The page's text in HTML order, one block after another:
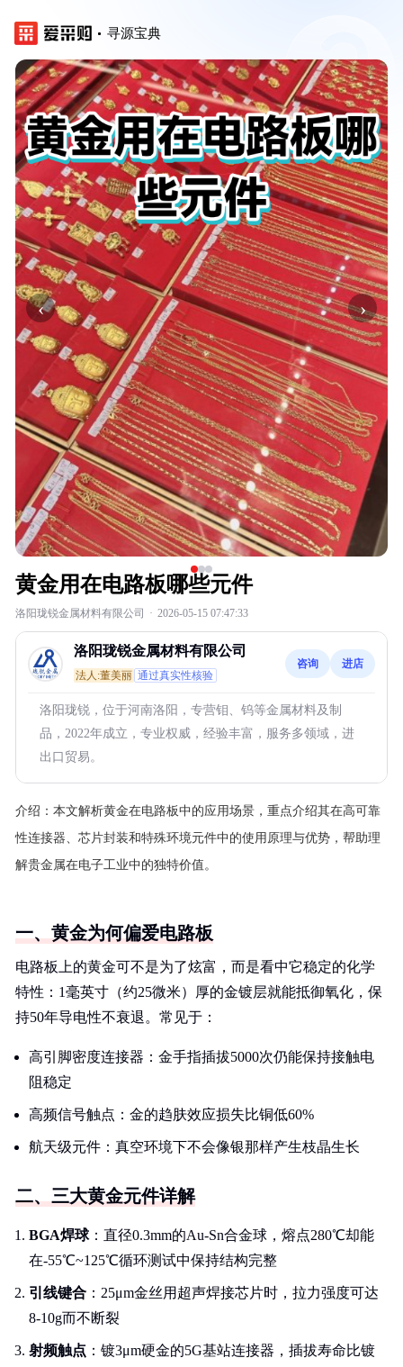
寻源宝典
‹ ›
黄金用在电路板哪些元件
洛阳珑锐金属材料有限公司 · 2026-05-15 07:47:33
洛阳珑锐金属材料有限公司
法人:董美丽 通过真实性核验
咨询 进店
洛阳珑锐，位于河南洛阳，专营钼、钨等金属材料及制
品，2022年成立，专业权威，经验丰富，服务多领域，进
出口贸易。
介绍： 本文解析黄金在电路板中的应用场景，重点介绍其在高可靠
性连接器、芯片封装和特殊环境元件中的使用原理与优势，帮助理
解贵金属在电子工业中的独特价值。
一、黄金为何偏爱电路板
电路板上的黄金可不是为了炫富，而是看中它稳定的化学
特性：1毫英寸（约25微米）厚的金镀层就能抵御氧化，保
持50年导电性不衰退。常见于：
高引脚密度连接器：金手指插拔5000次仍能保持接触电
阻稳定
高频信号触点：金的趋肤效应损失比铜低60%
航天级元件：真空环境下不会像银那样产生枝晶生长
二、三大黄金元件详解
BGA焊球：直径0.3mm的Au-Sn合金球，熔点280℃却能
在-55℃~125℃循环测试中保持结构完整
引线键合 ：25μm金丝用超声焊接芯片时，拉力强度可达
8-10g而不断裂
射频触点 ：镀3μm硬金的5G基站连接器，插拔寿命比镀